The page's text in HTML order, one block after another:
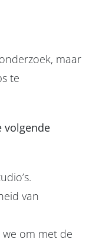
maar
te
volgende
van
we om met de